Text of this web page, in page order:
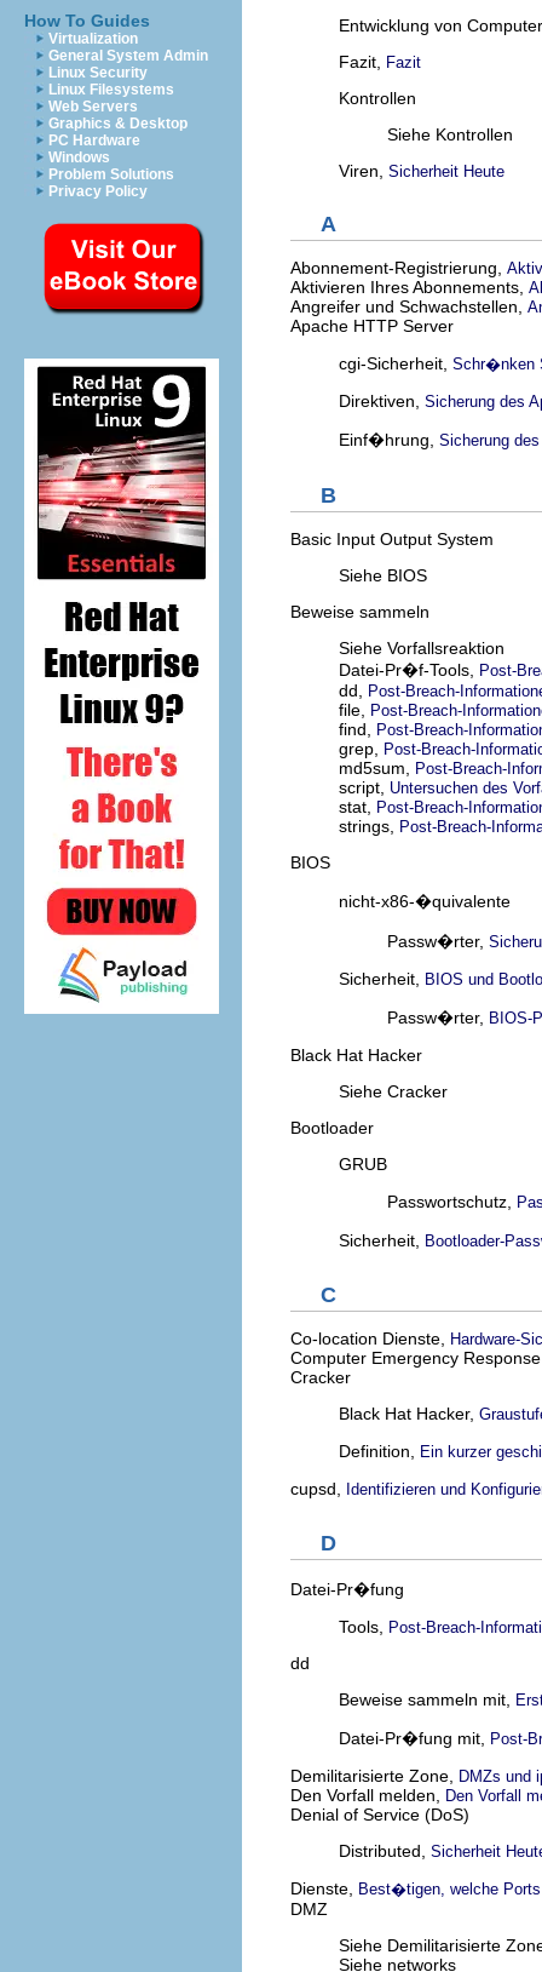
How To Guides
Virtualization
General System Admin
Linux Security
Linux Filesystems
Web Servers
Graphics & Desktop
PC Hardware
Windows
Problem Solutions
Privacy Policy
Entwicklung von
Fazit, Fazit
Kontrollen
Siehe Kontrollen
Viren, Sicherheit Heute
A
Abonnement-Registrierung,
Aktivieren Ihres Abonnements,
Angreifer und Schwachstellen,
Apache HTTP Server
cgi-Sicherheit, Schr�nken
Direktiven, Sicherung des
Einf�hrung, Sicherung
B
Basic Input Output System
Siehe BIOS
Beweise sammeln
Siehe Vorfallsreaktion
Datei-Pr�f-Tools, Post-
dd, Post-Breach-
file, Post-Breach-
find, Post-Breach-
grep, Post-Breach-
md5sum, Post-Breach-
script, Untersuchen des
stat, Post-Breach-
strings, Post-Breach-
BIOS
nicht-x86-�quivalente
Passw�rter,
Sicherheit, BIOS und
Passw�rter, BIOS-
Black Hat Hacker
Siehe Cracker
Bootloader
GRUB
Passwortschutz,
Sicherheit, Bootloader-
C
Co-location Dienste, Hardware-
Computer Emergency
Cracker
Black Hat Hacker,
Definition, Ein kurzer
cupsd, Identifizieren und
D
Datei-Pr�fung
Tools, Post-Breach-
dd
Beweise sammeln mit,
Datei-Pr�fung mit, Post-
Demilitarisierte Zone, DMZs und
Den Vorfall melden, Den Vorfall
Denial of Service (DoS)
Distributed, Sicherheit
Dienste, Best�tigen, welche
DMZ
Siehe Demilitarisierte
Siehe networks